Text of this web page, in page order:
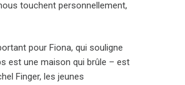
touchent personnellement,
pour Fiona, qui souligne
est une maison qui brûle – est
Finger, les jeunes